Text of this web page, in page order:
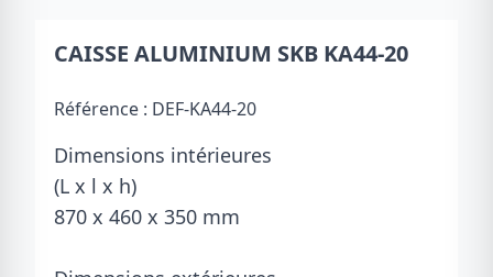
CAISSE ALUMINIUM SKB KA44-20
Référence : DEF-KA44-20
Dimensions intérieures
(L x l x h)
870 x 460 x 350 mm